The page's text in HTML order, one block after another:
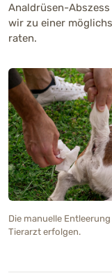
Analdrüsen-
wir zu einer
raten.
Die manuelle
Tierarzt erfolgen.